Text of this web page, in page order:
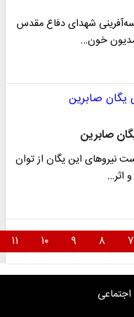
شهدای دفاع مقدس
مدیون خون…
صابرین
نیرو‌های این یگان از توان
اثر…
۷ ۸ ۹ ۱۰ ۱۱